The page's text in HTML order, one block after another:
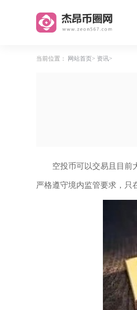
当前位置： 网站首页 资讯
空投币可以交易且目前
严格遵守境内监管要求，只